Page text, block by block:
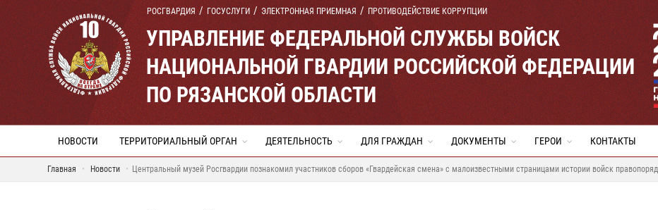
РОСГВАРДИЯ ГОСУСЛУГИ ЭЛЕКТРОННАЯ ПРИЕМНАЯ ПРОТИВОДЕЙСТВИЕ КОРРУПЦИИ
УПРАВЛЕНИЕ ФЕДЕРАЛЬНОЙ СЛУЖБЫ ВОЙСК
НАЦИОНАЛЬНОЙ ГВАРДИИ РОССИЙСКОЙ ФЕДЕРАЦИИ
ПО РЯЗАНСКОЙ ОБЛАСТИ
НОВОСТИ ТЕРРИТОРИАЛЬНЫЙ ОРГАН ДЕЯТЕЛЬНОСТЬ ДЛЯ ГРАЖДАН ДОКУМЕНТЫ ГЕРОИ КОНТАКТЫ
Главная Новости Центральный музей Росгвардии познакомил участников сборов «Гвардейская смена» с малоизвестными страницами истории войск